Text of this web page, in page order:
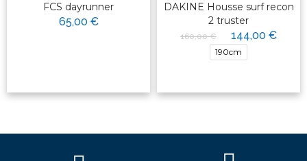
FCS dayrunner
65,00 €
DAKINE Housse surf recon
2 truster
160,00 € 144,00 €
190cm